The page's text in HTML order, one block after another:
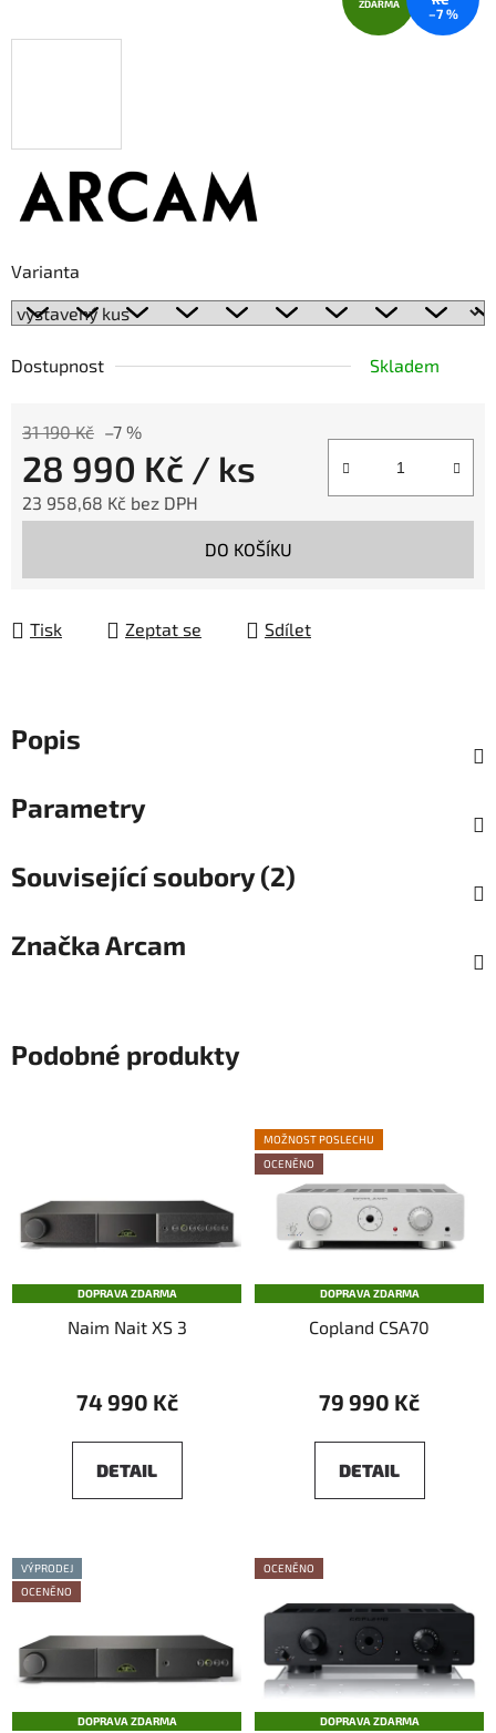
Varianta
Dostupnost Skladem
31 190 Kč –7 %
28 990 Kč / ks
23 958,68 Kč bez DPH
DO KOŠÍKU
Tisk Zeptat se Sdílet
ZDARMA
–7 %
Popis
Parametry
Související soubory (2)
ZnačkaArcam
Podobné produkty
DOPRAVA ZDARMA
Naim Nait XS 3
74 990 Kč
DETAIL
MOŽNOST POSLECHU
OCENĚNO
DOPRAVA ZDARMA
Copland CSA70
79 990 Kč
DETAIL
VÝPRODEJ
OCENĚNO
DOPRAVA ZDARMA
OCENĚNO
DOPRAVA ZDARMA